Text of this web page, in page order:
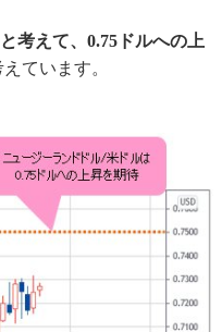
考えて、0.75ドルへの上
ています。